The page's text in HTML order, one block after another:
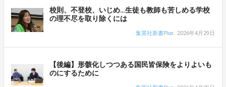
校則、不登校、いじめ…生徒も教師も苦しめる学校
の理不尽を取り除くには
集英社新書Plus 2026年4月29日
【後編】形骸化しつつある国民皆保険をよりよいも
のにするために